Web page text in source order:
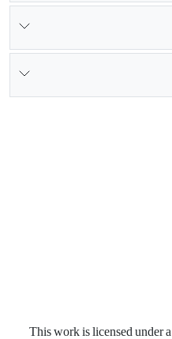
This work is licensed under a